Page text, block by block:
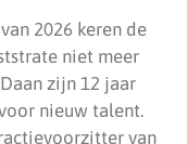
2026 keren de
niet meer
zijn 12 jaar
nieuw talent.
van